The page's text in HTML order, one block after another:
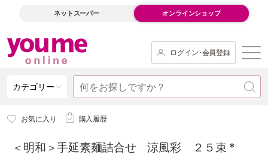
ネットスーパー オンラインショップ
ログイン･会員登録
カテゴリー
お気に入り 購入履歴
＜明和＞手延素麺詰合せ 涼風彩 ２５束 *